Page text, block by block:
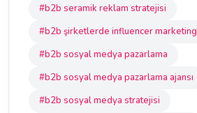
#b2b seramik reklam stratejisi
#b2b şirketlerde influencer marketing
#b2b sosyal medya pazarlama
#b2b sosyal medya pazarlama ajansı
#b2b sosyal medya stratejisi